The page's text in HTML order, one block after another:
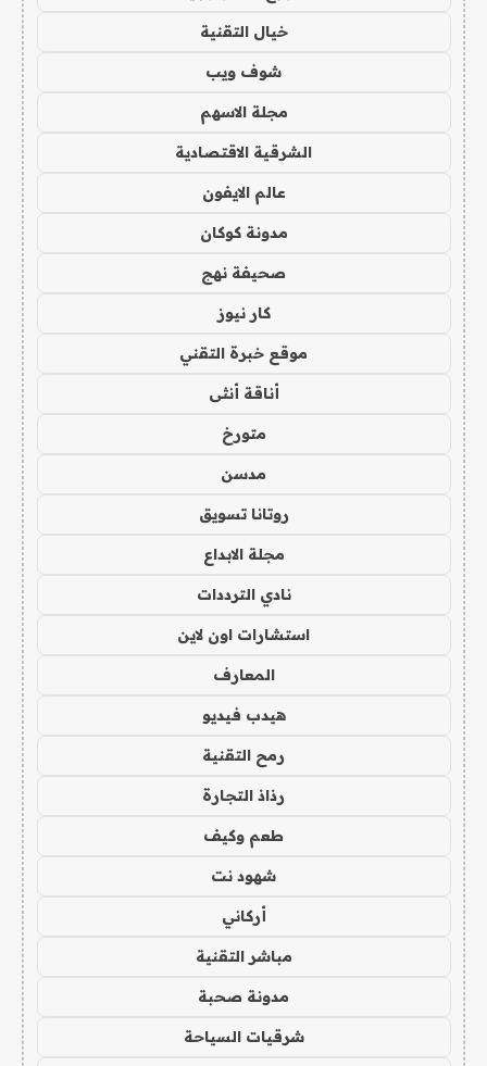
خيال التقنية
شوف ويب
مجلة الاسهم
الشرقية الاقتصادية
عالم الايفون
مدونة كوكان
صحيفة نهج
كار نيوز
موقع خبرة التقني
أناقة أنثى
متورخ
مدسن
روتانا تسويق
مجلة الابداع
نادي الترددات
استشارات اون لاين
المعارف
هيدب فيديو
رمح التقنية
رذاذ التجارة
طعم وكيف
شهود نت
أركاني
مباشر التقنية
مدونة صحبة
شرقيات السياحة